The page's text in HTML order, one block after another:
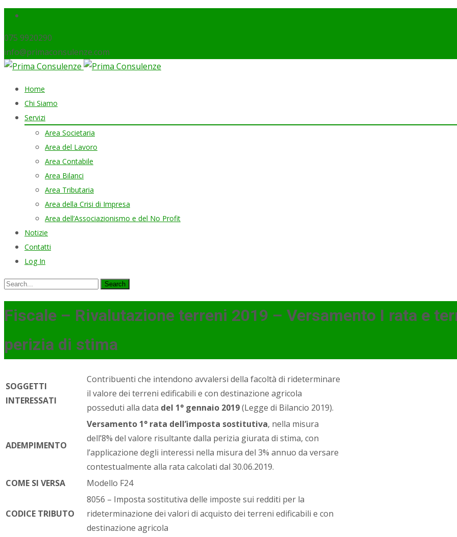
075 9920290
info@primaconsulenze.com
Skip
content
Home
Chi Siamo
Servizi
Area Societaria
Area del Lavoro
Area Contabile
Area Bilanci
Area Tributaria
Area della Crisi di Impresa
Area dell’Associazionismo e del No Profit
Notizie
Contatti
Log In
Search
Fiscale – Rivalutazione terreni 2019 – Versamento I rata e
perizia di stima
SOGGETTI
INTERESSATI
Contribuenti che intendono avvalersi della facoltà di rideterminare
il valore dei terreni edificabili e con destinazione agricola
posseduti alla data del 1° gennaio 2019(Legge di Bilancio 2019).
ADEMPIMENTO
Versamento 1° rata dell’imposta sostitutiva, nella misura
dell’8% del valore risultante dalla perizia giurata di stima, con
l’applicazione degli interessi nella misura del 3% annuo da versare
contestualmente alla rata calcolati dal 30.06.2019.
COME SI VERSA
Modello F24
CODICE TRIBUTO
8056 – Imposta sostitutiva delle imposte sui redditi per la
rideterminazione dei valori di acquisto dei terreni edificabili e con
destinazione agricola